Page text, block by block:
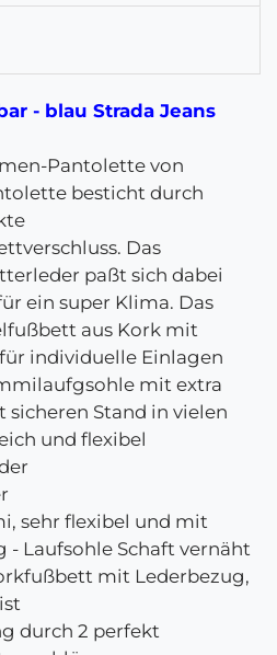
- blau Strada Jeans
Pantolette von
besticht durch
Das
paßt sich dabei
ein super Klima. Das
aus Kork mit
individuelle Einlagen
mit extra
Stand in vielen
und flexibel
sehr flexibel und mit
- Laufsohle Schaft vernäht
mit Lederbezug,
durch 2 perfekt